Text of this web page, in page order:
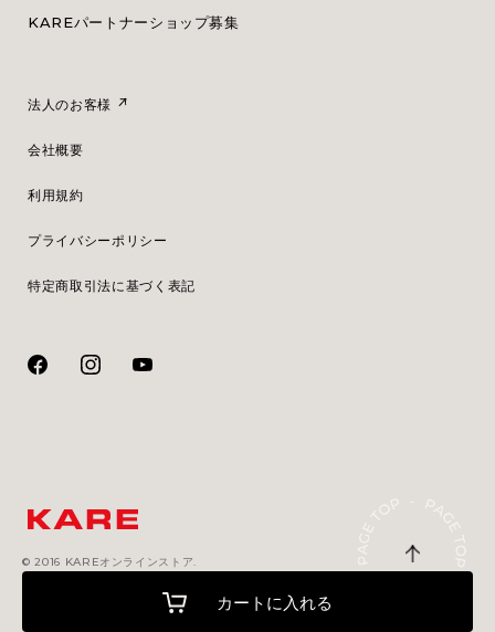
カートに入れる
KAREパートナーショップ募集
法人のお客様
会社概要
利用規約
プライバシーポリシー
特定商取引法に基づく表記
© 2016 KAREオンラインストア.